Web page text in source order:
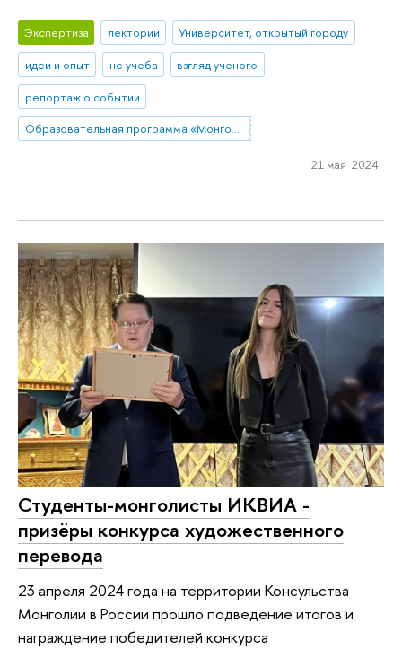
Экспертиза лектории
Университет, открытый городу
идеи и опыт
не учеба
взгляд ученого
репортаж о событии
Образовательная программа «Монголия и Тибет»
21 мая 2024
Студенты-монголисты ИКВИА -
призёры конкурса художественного
перевода
23 апреля 2024 года на территории Консульства
Монголии в России прошло подведение итогов и
награждение победителей конкурса